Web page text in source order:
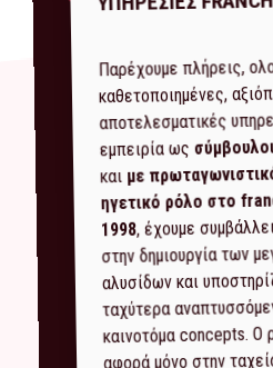
Παρέχουμε πλήρεις,
καθετοποιημένες,
αποτελεσματικές
εμπειρία ως
και με
ηγετικό ρόλο στο
1998, έχουμε
στην δημιουργία των
αλυσίδων και
ταχύτερα
καινοτόμα concepts. Ο
αφορά μόνο στην